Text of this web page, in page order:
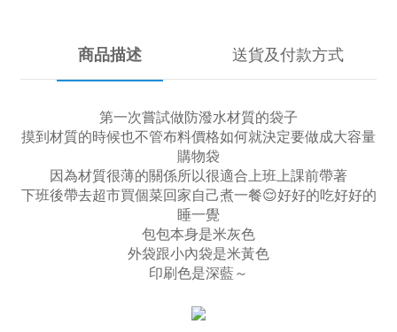
商品描述 送貨及付款方式
第一次嘗試做防潑水材質的袋子
摸到材質的時候也不管布料價格如何就決定要做成大容量
購物袋
因為材質很薄的關係所以很適合上班上課前帶著
下班後帶去超市買個菜回家自己煮一餐😌好好的吃好好的
睡一覺
包包本身是米灰色
外袋跟小內袋是米黃色
印刷色是深藍～